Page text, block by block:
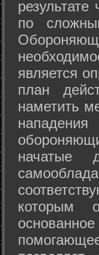
по
является
план
наметить
начатые
которым